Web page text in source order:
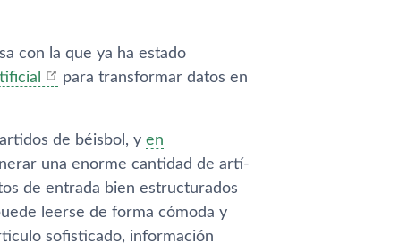
con la que ya ha estado
para transformar datos en
de béisbol, y en
una enorme cantidad de artí­
de entrada bien estructurados
leerse de forma cómoda y
sofisticado, información